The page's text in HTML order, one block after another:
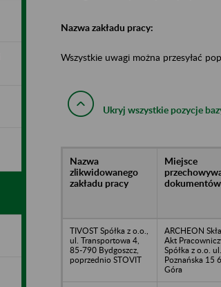
Nazwa zakładu pracy:
Wszystkie uwagi można przesyłać
Ukryj wszystkie pozycje
Nazwa
zlikwidowanego
zakładu pracy
Miejsce
dokumentów
TIVOST Spółka z o.o.,
ul. Transportowa 4,
85-790 Bydgoszcz,
poprzednio STOVIT
ARCHEON
Akt
Spółka z o.o. ul.
Poznańska 15
Góra